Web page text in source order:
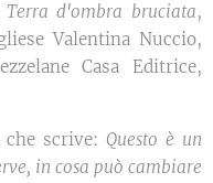
Terra d'ombra bruciata,
Valentina Nuccio,
Casa Editrice,
scrive: Questo è un
in cosa può cambiare